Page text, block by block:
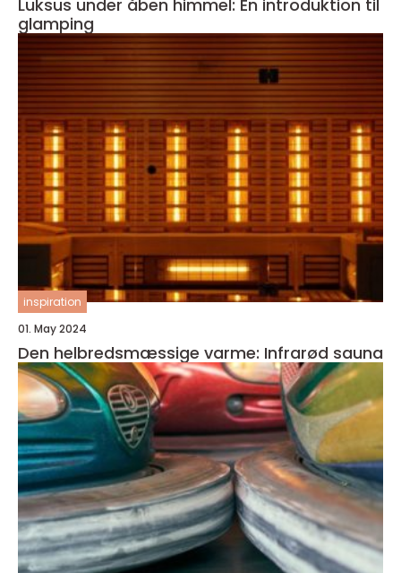
Luksus under åben himmel: En introduktion til
glamping
inspiration
01. May 2024
Den helbredsmæssige varme: Infrarød sauna